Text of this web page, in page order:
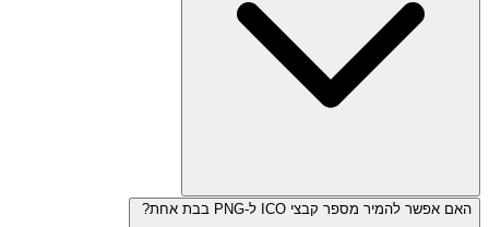
האם אפשר להמיר מספר קבצי ICO ל-PNG בבת אחת?